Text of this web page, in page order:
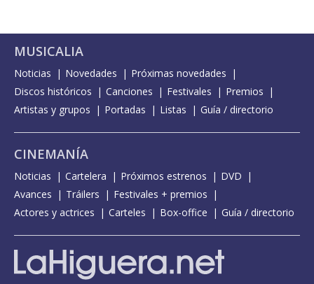
MUSICALIA
Noticias Novedades
Próximas novedades
Discos históricos
Canciones Festivales
Premios
Artistas y grupos
Portadas Listas Guía / directorio
CINEMANÍA
Noticias Cartelera Próximos estrenos
DVD
Avances
Tráilers
Festivales + premios
Actores y actrices
Carteles Box-office Guía / directorio